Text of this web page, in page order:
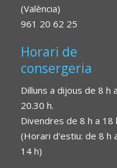
(València)
961 20 62 25
Horari de
consergeria
Dilluns a dijous de 8 h a
20.30 h.
Divendres de 8 h a 18
(Horari d'estiu: de 8 h
14 h)